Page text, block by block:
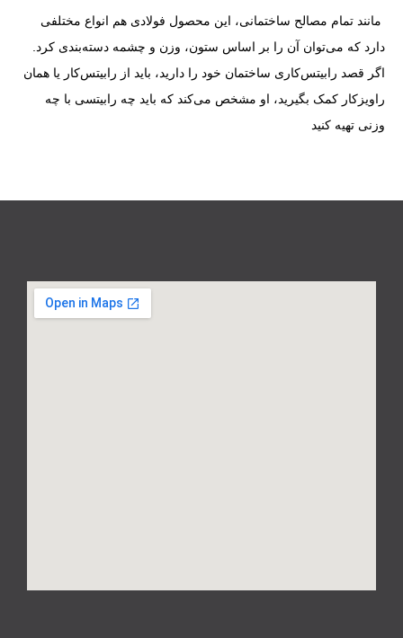
مانند تمام مصالح ساختمانی، این محصول فولادی هم انواع مختلفی
دارد که می‌توان آن را بر اساس ستون، وزن و چشمه‌ دسته‌بندی کرد.
اگر قصد رابیتس‌کاری ساختمان خود را دارید، باید از رابیتس‌کار یا همان
راویزکار کمک بگیرید، او مشخص می‌کند که باید چه رابیتسی با چه
وزنی تهیه کنید